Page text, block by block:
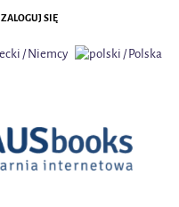
ZALOGUJ SIĘ